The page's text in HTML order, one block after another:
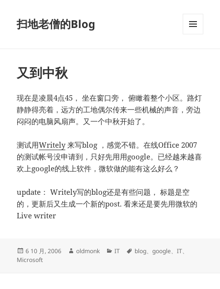
扫地老僧的Blog
又到中秋
现在是凌晨4点45， 坐在窗口旁， 俯瞰着整个小区。路灯
静静得亮着，远方的工地偶尔传来一些机械的声音，旁边
闷闷的电脑风扇声。又一个中秋开始了。
测试用Writely来写blog ，感觉不错。在线Office 2007
的测试帐号没申请到，只好先用用google。已经越来越喜
欢上google的线上软件，微软做的能有这么好么？
update： Writely写的blog还是有些问题， 标题是空
的，更新后又生成一个新的post. 看来还是要先用微软的
Live writer
发
布
6 10 月, 2006
作
oldmonk
分
IT
标
blog、google、IT、
Microsoft